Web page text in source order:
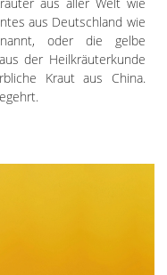
aus Deutschland wie
oder die gelbe
der Heilkräuterkunde
Kraut aus China.